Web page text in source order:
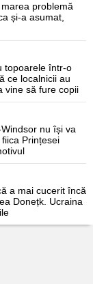
problemă
și-a asumat,
topoarele într-o
ce localnicii au
vine să fure copii
nu își va
Prințesei
a mai cucerit încă
Donețk. Ucraina